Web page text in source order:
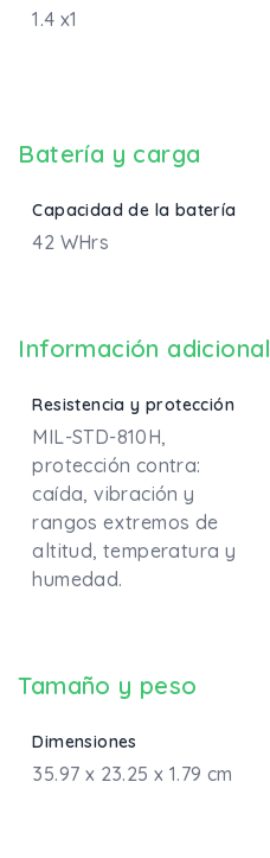
1.4 x1
Batería y carga
Capacidad de la batería
42 WHrs
Información adicional
Resistencia y protección
MIL-STD-810H,
protección contra:
caída, vibración y
rangos extremos de
altitud, temperatura y
humedad.
Tamaño y peso
Dimensiones
35.97 x 23.25 x 1.79 cm